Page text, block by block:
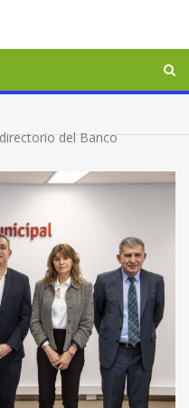
del Banco